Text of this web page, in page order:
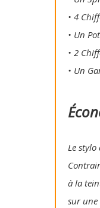
• 4
• Un
• 2
• Un
Le
à la
sur une